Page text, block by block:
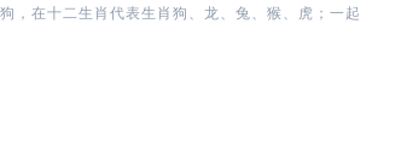
，在十二生肖代表生肖狗、龙、兔、猴、虎；一起